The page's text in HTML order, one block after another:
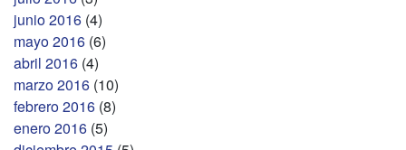
junio 2016 (4)
mayo 2016 (6)
abril 2016 (4)
marzo 2016 (10)
febrero 2016 (8)
enero 2016 (5)